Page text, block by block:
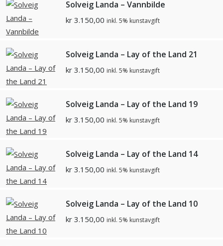
Solveig Landa – Vannbilde
kr 3.150,00 inkl. 5% kunstavgift
Solveig Landa – Lay of the Land 21
kr 3.150,00 inkl. 5% kunstavgift
Solveig Landa – Lay of the Land 19
kr 3.150,00 inkl. 5% kunstavgift
Solveig Landa – Lay of the Land 14
kr 3.150,00 inkl. 5% kunstavgift
Solveig Landa – Lay of the Land 10
kr 3.150,00 inkl. 5% kunstavgift